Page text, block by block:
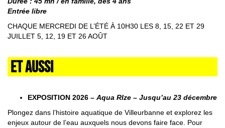
Entrée libre
CHAQUE MERCREDI DE L’ÉTÉ À 10H30 LES 8, 15, 22 ET 29
JUILLET 5, 12, 19 ET 26 AOÛT
ET AUSSI
EXPOSITION 2026 – Aqua RIze – Jusqu’au 23 décembre
Plongez dans l’histoire aquatique de Villeurbanne et explorez les
enjeux autour de l’eau auxquels nous devons faire face. Pour